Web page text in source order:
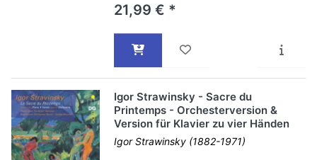
21,99 € *
Igor Strawinsky - Sacre du
Printemps - Orchesterversion &
Version für Klavier zu vier Händen
Igor Strawinsky (1882-1971)